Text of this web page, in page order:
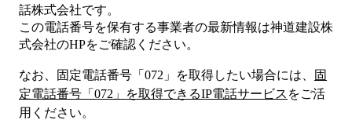
話株式会社です。
この電話番号を保有する事業者の最新情報は神道建設株
式会社のHPをご確認ください。
なお、固定電話番号「 072 」を取得したい場合には、
固
定電話番号「 072 」を取得できるIP電話サービス をご活
用ください。